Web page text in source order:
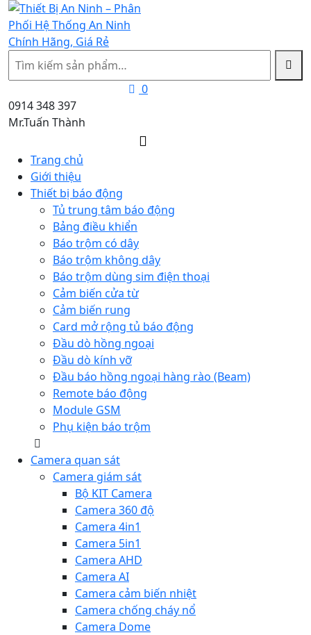
Tìm
kiếm
0
0914 348 397
Mr.Tuấn Thành
Trang chủ
Giới thiệu
Thiết bị báo động
Tủ trung tâm báo động
Bảng điều khiển
Báo trộm có dây
Báo trộm không dây
Báo trộm dùng sim điện thoại
Cảm biến cửa từ
Cảm biến rung
Card mở rộng tủ báo động
Đầu dò hồng ngoại
Đầu dò kính vỡ
Đầu báo hồng ngoại hàng rào (Beam)
Remote báo động
Module GSM
Phụ kiện báo trộm
Camera quan sát
Camera giám sát
Bộ KIT Camera
Camera 360 độ
Camera 4in1
Camera 5in1
Camera AHD
Camera AI
Camera cảm biến nhiệt
Camera chống cháy nổ
Camera Dome